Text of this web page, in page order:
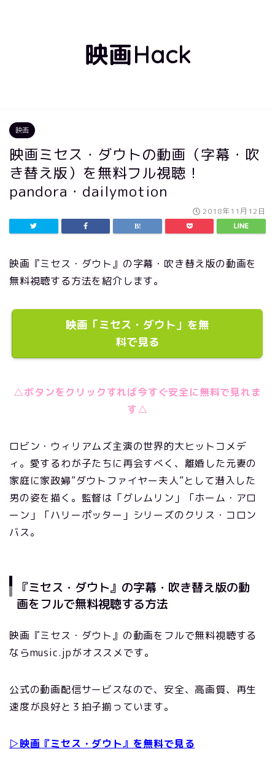
映画Hack
映画
映画ミセス・ダウトの動画（字幕・吹
き替え版）を無料フル視聴！
pandora・dailymotion
2018年11月12日
映画『ミセス・ダウト』の字幕・吹き替え版の動画を
無料視聴する方法を紹介します。
映画「ミセス・ダウト」を無
料で見る
△ボタンをクリックすれば今すぐ安全に無料で見れま
す△
ロビン・ウィリアムズ主演の世界的大ヒットコメデ
ィ。愛するわが子たちに再会すべく、離婚した元妻の
家庭に家政婦”ダウトファイヤー夫人”として潜入した
男の姿を描く。監督は「グレムリン」「ホーム・アロ
ーン」「ハリーポッター」シリーズのクリス・コロン
バス。
『ミセス・ダウト』の字幕・吹き替え版の動
画をフルで無料視聴する方法
映画『ミセス・ダウト』の動画をフルで無料視聴する
ならmusic.jpがオススメです。
公式の動画配信サービスなので、安全、高画質、再生
速度が良好と３拍子揃っています。
▷映画『ミセス・ダウト』を無料で見る